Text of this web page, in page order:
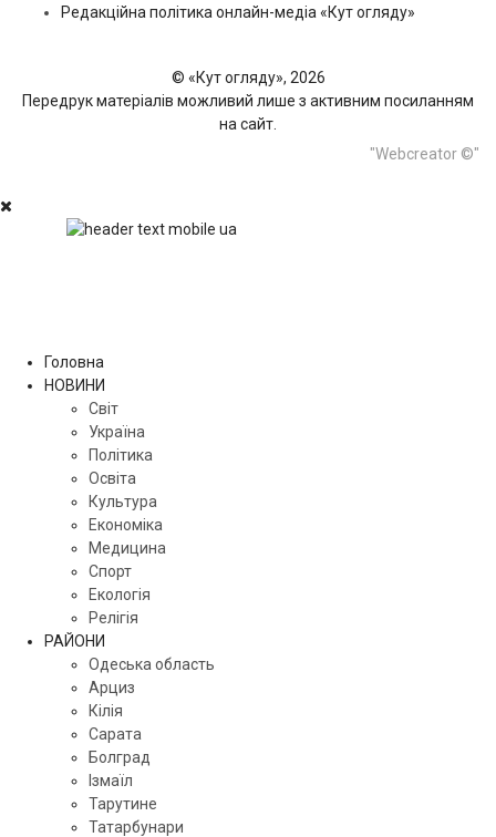
Редакційна політика онлайн-медіа «Кут огляду»
© «Кут огляду», 2026
Передрук матеріалів можливий лише з активним посиланням
на сайт.
"Webcreator ©"
Головна
НОВИНИ
Світ
Україна
Політика
Освіта
Культура
Економіка
Медицина
Спорт
Екологія
Релігія
РАЙОНИ
Одеська область
Арциз
Кілія
Сарата
Болград
Ізмаїл
Тарутине
Татарбунари